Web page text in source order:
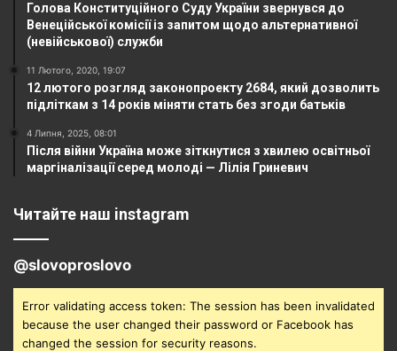
Голова Конституційного Суду України звернувся до
Венеційської комісії із запитом щодо альтернативної
(невійськової) служби
11 Лютого, 2020, 19:07
12 лютого розгляд законопроекту 2684, який дозволить
підліткам з 14 років міняти стать без згоди батьків
4 Липня, 2025, 08:01
Після війни Україна може зіткнутися з хвилею освітньої
маргіналізації серед молоді — Лілія Гриневич
Читайте наш instagram
@slovoproslovo
Error validating access token: The session has been invalidated
because the user changed their password or Facebook has
changed the session for security reasons.